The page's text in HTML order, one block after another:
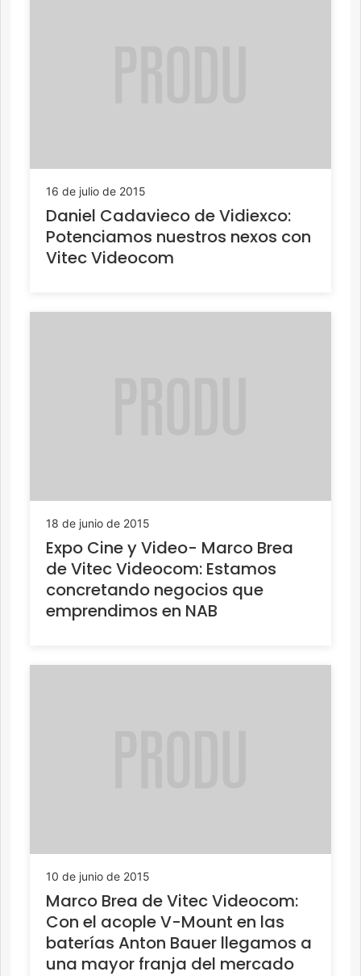
16 de julio de 2015
Daniel Cadavieco de Vidiexco:
Potenciamos nuestros nexos con
Vitec Videocom
18 de junio de 2015
Expo Cine y Video- Marco Brea
de Vitec Videocom: Estamos
concretando negocios que
emprendimos en NAB
10 de junio de 2015
Marco Brea de Vitec Videocom:
Con el acople V-Mount en las
baterías Anton Bauer llegamos a
una mayor franja del mercado